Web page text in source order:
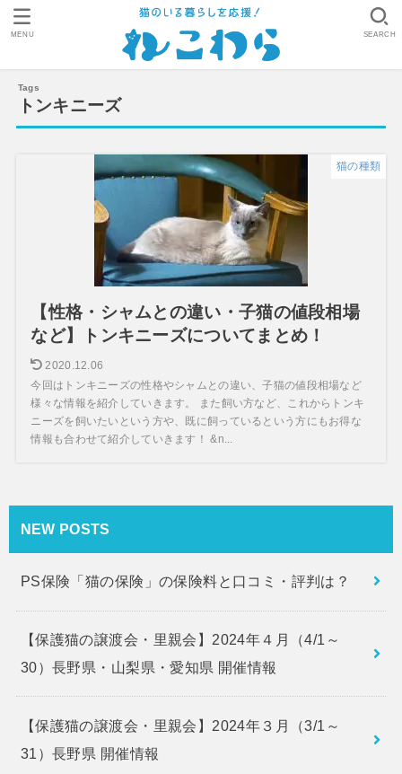
SEARCH
MENU
トンキニーズ
猫の種類
【性格・シャムとの違い・子猫の値段相場
など】トンキニーズについてまとめ！
2020.12.06
今回はトンキニーズの性格やシャムとの違い、子猫の値段相場など
様々な情報を紹介していきます。 また飼い方など、これからトンキ
ニーズを飼いたいという方や、既に飼っているという方にもお得な
情報も合わせて紹介していきます！ &n...
NEW POSTS
PS保険「猫の保険」の保険料と口コミ・評判は？
【保護猫の譲渡会・里親会】2024年４月（4/1～
30）長野県・山梨県・愛知県 開催情報
【保護猫の譲渡会・里親会】2024年３月（3/1～
31）長野県 開催情報